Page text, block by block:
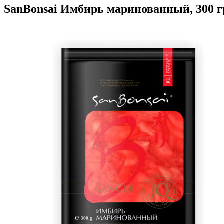
SanBonsai Имбирь маринованный, 300